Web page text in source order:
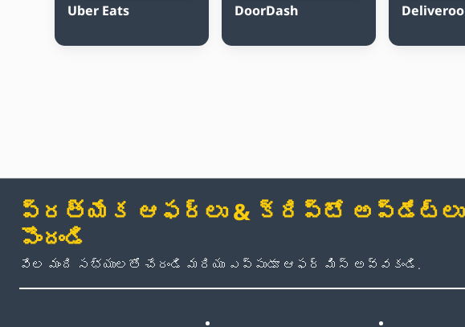
Uber Eats DoorDash Deliveroo
ప్రత్యేక ఆఫర్లు & క్రిప్టో అప్‌డేట్‌లు
పొందండి
వేల మంది సభ్యులతో చేరండి మరియు ఎప్పుడూ ఆఫర్ మిస్ అవ్వకండి.